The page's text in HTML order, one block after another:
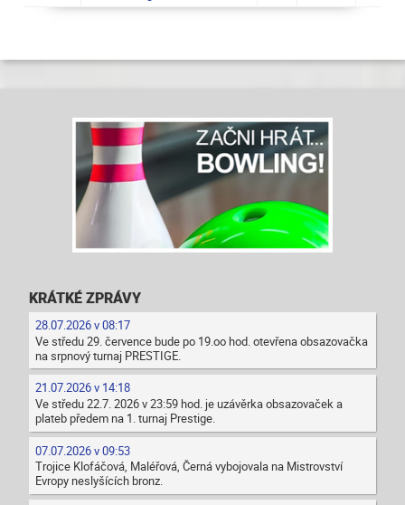
KRÁTKÉ ZPRÁVY
28.07.2026 v 08:17
Ve středu 29. července bude po 19.oo hod. otevřena obsazovačka
na srpnový turnaj PRESTIGE.
21.07.2026 v 14:18
Ve středu 22.7. 2026 v 23:59 hod. je uzávěrka obsazovaček a
plateb předem na 1. turnaj Prestige.
07.07.2026 v 09:53
Trojice Klofáčová, Maléřová, Černá vybojovala na Mistrovství
Evropy neslyšících bronz.